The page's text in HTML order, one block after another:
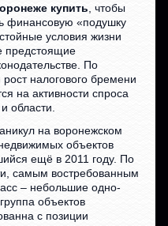
купить , чтобы
финансовую «подушку
условия жизни
предстоящие
По
налогового бремени
на активности спроса
и области.
на воронежском
объектов
ещё в 2011 году. По
самым востребованным
– небольшие одно-
объектов
с позиции